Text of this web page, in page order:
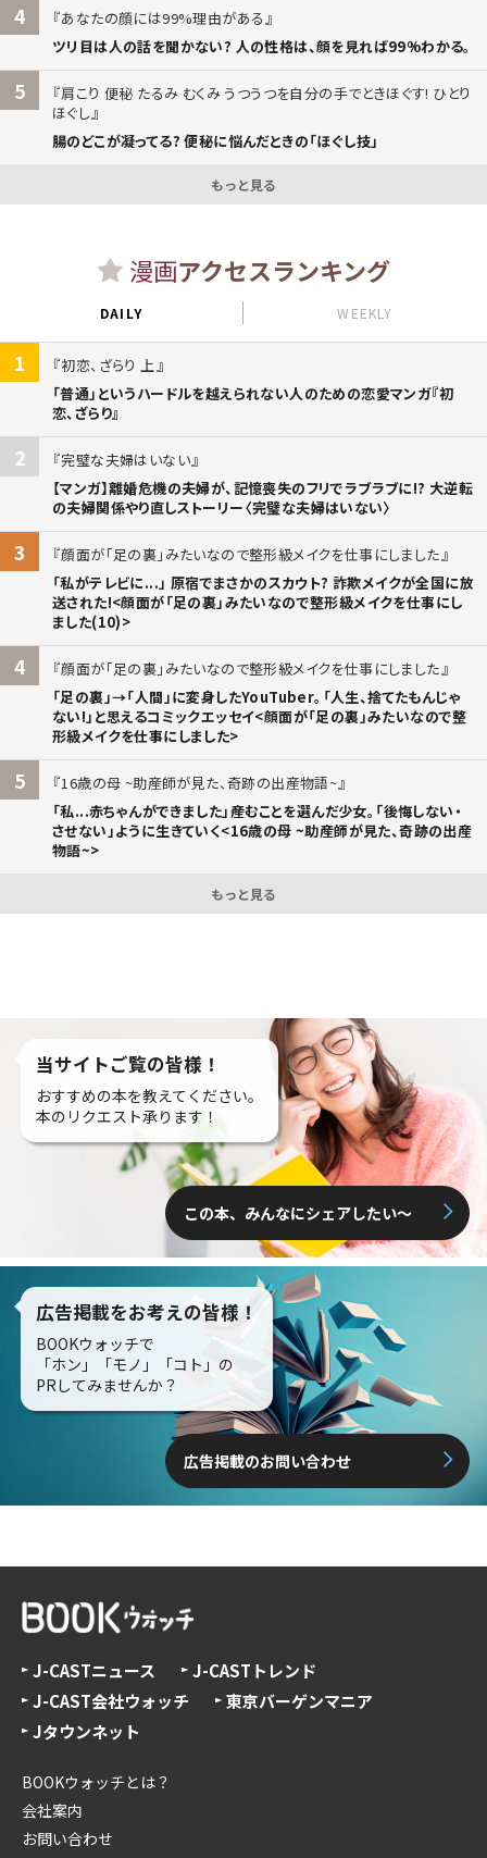
4
あなたの顔には99%理由がある
ツリ目は人の話を聞かない? 人の性格は、顔を見れば99%わかる。
5
肩こり 便秘 たるみ むくみ うつうつを自分の手でときほぐす! ひとり
ほぐし
腸のどこが凝ってる? 便秘に悩んだときの「ほぐし技」
もっと見る
漫画アクセスランキング
DAILY WEEKLY
1
初恋、ざらり 上
「普通」というハードルを越えられない人のための恋愛マンガ『初
恋、ざらり』
2
完璧な夫婦はいない
【マンガ】離婚危機の夫婦が、記憶喪失のフリでラブラブに!? 大逆転
の夫婦関係やり直しストーリー〈完璧な夫婦はいない〉
3
顔面が「足の裏」みたいなので整形級メイクを仕事にしました
「私がテレビに...」 原宿でまさかのスカウト? 詐欺メイクが全国に放
送された!<顔面が「足の裏」みたいなので整形級メイクを仕事にし
ました(10)>
4
顔面が「足の裏」みたいなので整形級メイクを仕事にしました
「足の裏」→「人間」に変身したYouTuber。「人生、捨てたもんじゃ
ない!」と思えるコミックエッセイ<顔面が「足の裏」みたいなので整
形級メイクを仕事にしました>
5
16歳の母 ~助産師が見た、奇跡の出産物語~
「私...赤ちゃんができました」――産むことを選んだ少女。「後悔しない・
させない」ように生きていく<16歳の母 ~助産師が見た、奇跡の出産
物語~>
もっと見る
当サイトご覧の皆様！
おすすめの本を教えてください。
本のリクエスト承ります！
この本、みんなにシェアしたい〜
広告掲載をお考えの皆様！
BOOKウォッチで
「ホン」「モノ」「コト」の
PRしてみませんか？
広告掲載のお問い合わせ
J-CASTニュース
J-CASTトレンド
J-CAST会社ウォッチ
東京バーゲンマニア
Jタウンネット
BOOKウォッチとは？
会社案内
お問い合わせ